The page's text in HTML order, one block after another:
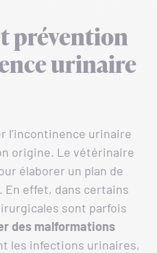
prévention
urinaire
l’incontinence urinaire
origine. Le vétérinaire
élaborer un plan de
effet, dans certains
sont parfois
des malformations
les infections urinaires,